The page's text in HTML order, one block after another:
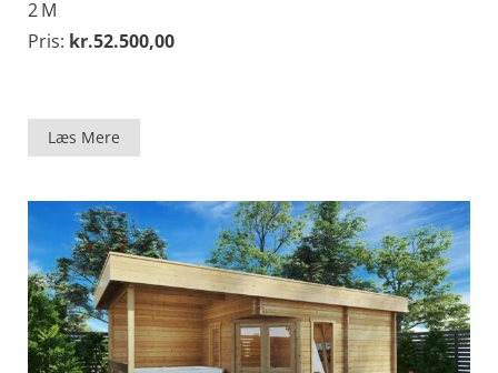
2 M
Pris: kr.52.500,00
Læs Mere